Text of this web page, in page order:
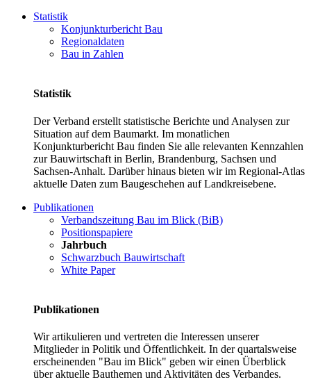
Statistik
Konjunkturbericht Bau
Regionaldaten
Bau in Zahlen
Statistik
Der Verband erstellt statistische Berichte und Analysen zur
Situation auf dem Baumarkt. Im monatlichen
Konjunkturbericht Bau finden Sie alle relevanten Kennzahlen
zur Bauwirtschaft in Berlin, Brandenburg, Sachsen und
Sachsen-Anhalt. Darüber hinaus bieten wir im Regional-Atlas
aktuelle Daten zum Baugeschehen auf Landkreisebene.
Publikationen
Verbandszeitung Bau im Blick (BiB)
Positionspapiere
Jahrbuch
Schwarzbuch Bauwirtschaft
White Paper
Publikationen
Wir artikulieren und vertreten die Interessen unserer
Mitglieder in Politik und Öffentlichkeit. In der quartalsweise
erscheinenden "Bau im Blick" geben wir einen Überblick
über aktuelle Bauthemen und Aktivitäten des Verbandes.